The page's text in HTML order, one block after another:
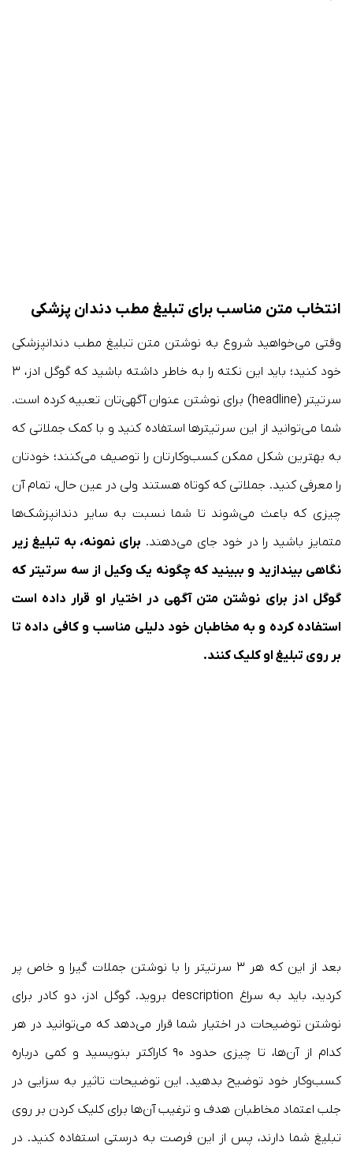
انتخاب متن مناسب برای تبلیغ مطب دندان پزشکی
وقتی می‌خواهید شروع به نوشتن متن تبلیغ مطب دندانپزشکی
خود کنید؛ باید این نکته را به خاطر داشته باشید که گوگل ادز، ۳
سرتیتر (headline) برای نوشتن عنوان آگهی‌تان تعبیه کرده است.
شما می‌توانید از این سرتیترها استفاده کنید و با کمک جملاتی که
به بهترین شکل ممکن کسب‌وکارتان را توصیف می‌کنند؛ خودتان
را معرفی کنید. جملاتی که کوتاه هستند ولی در عین حال، تمام آن
چیزی که باعث می‌شوند تا شما نسبت به سایر دندانپزشک‌ها
متمایز باشید را در خود جای می‌دهند. برای نمونه، به تبلیغ زیر
نگاهی بیندازید و ببینید که چگونه یک وکیل از سه سرتیتر که
گوگل ادز برای نوشتن متن آگهی در اختیار او قرار داده است
استفاده کرده و به مخاطبان خود دلیلی مناسب و کافی داده تا
بر روی تبلیغ او کلیک کنند.
بعد از این که هر ۳ سرتیتر را با نوشتن جملات گیرا و خاص پر
کردید، باید به سراغ description بروید. گوگل ادز، دو کادر برای
نوشتن توضیحات در اختیار شما قرار می‌دهد که می‌توانید در هر
کدام از آن‌ها، تا چیزی حدود ۹۰ کاراکتر بنویسید و کمی درباره
کسب‌وکار خود توضیح بدهید. این توضیحات تاثیر به سزایی در
جلب اعتماد مخاطبان هدف و ترغیب آن‌ها برای کلیک کردن بر روی
تبلیغ شما دارند، پس از این فرصت به درستی استفاده کنید. در